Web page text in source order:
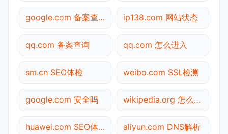
google.com 备案查询 ip138.com 网站状态
qq.com 备案查询 qq.com 怎么进入
sm.cn SEO体检 weibo.com SSL检测
google.com 安全吗 wikipedia.org 怎么进入
huawei.com SEO体检 aliyun.com DNS解析